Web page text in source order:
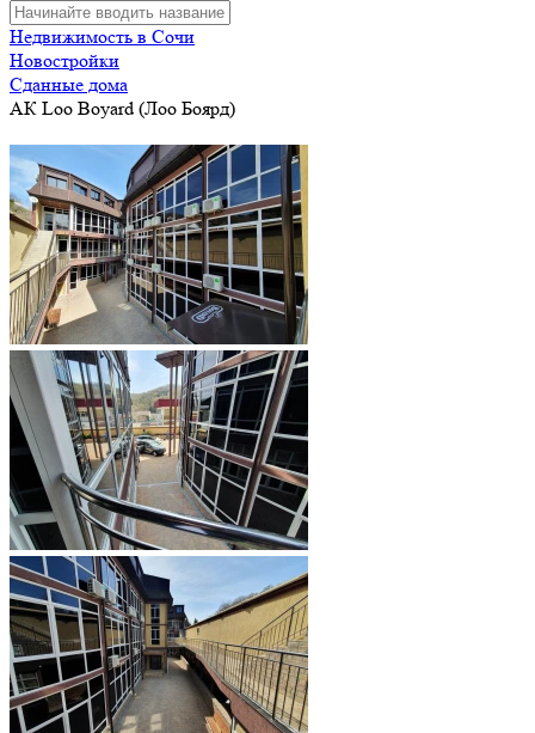
Недвижимость в Сочи
Новостройки
Сданные дома
АК Loo Boyard (Лоо Боярд)